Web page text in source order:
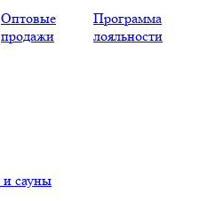
Оптовые
продажи
Программа
лояльности